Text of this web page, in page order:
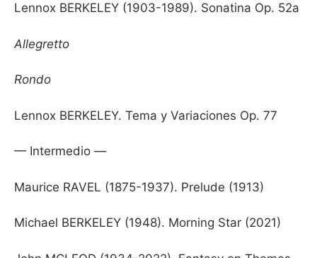
Lennox BERKELEY (1903-1989). Sonatina Op. 52a
Allegretto
Rondo
Lennox BERKELEY. Tema y Variaciones Op. 77
— Intermedio —
Maurice RAVEL (1875-1937). Prelude (1913)
Michael BERKELEY (1948). Morning Star (2021)